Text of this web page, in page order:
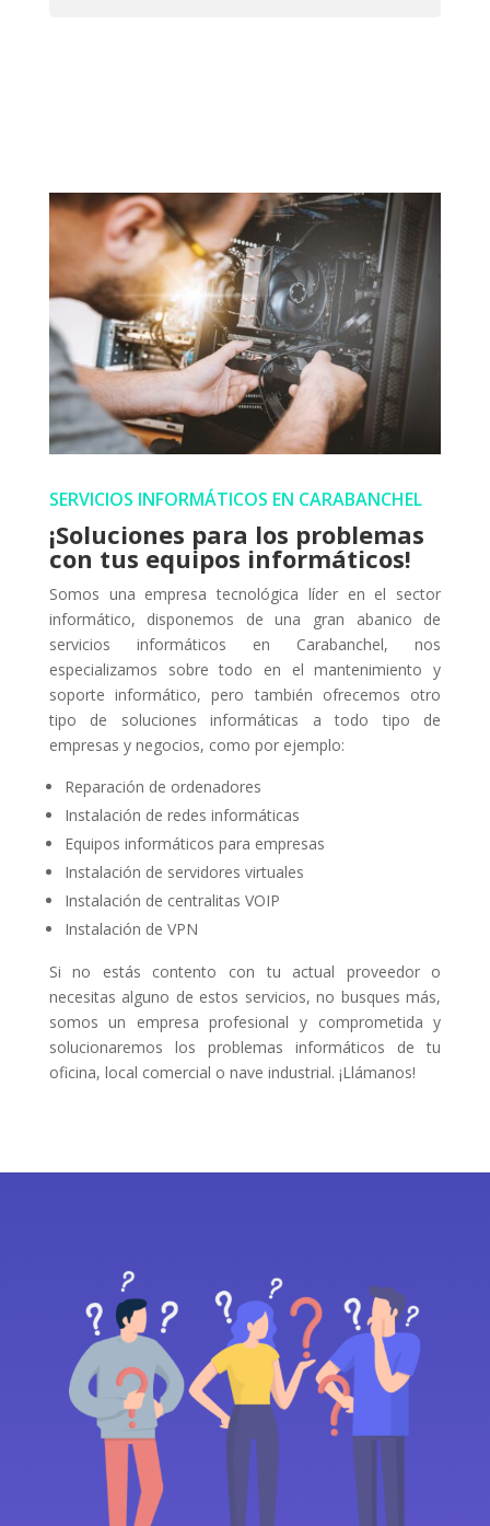
SERVICIOS INFORMÁTICOS EN CARABANCHEL
¡Soluciones para los problemas
con tus equipos informáticos!
Somos una empresa tecnológica líder en el sector
informático, disponemos de una gran abanico de
servicios informáticos en Carabanchel, nos
especializamos sobre todo en el mantenimiento y
soporte informático, pero también ofrecemos otro
tipo de soluciones informáticas a todo tipo de
empresas y negocios, como por ejemplo:
Reparación de ordenadores
Instalación de redes informáticas
Equipos informáticos para empresas
Instalación de servidores virtuales
Instalación de centralitas VOIP
Instalación de VPN
Si no estás contento con tu actual proveedor o
necesitas alguno de estos servicios, no busques más,
somos un empresa profesional y comprometida y
solucionaremos los problemas informáticos de tu
oficina, local comercial o nave industrial. ¡Llámanos!